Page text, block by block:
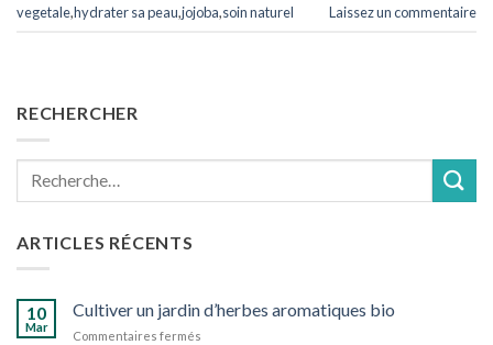
vegetale,hydrater sa peau,jojoba,soin naturel Laissez un commentaire
RECHERCHER
Recherche
ARTICLES RÉCENTS
10
Mar
Cultiver un jardin d’herbes aromatiques bio
Commentaires fermés